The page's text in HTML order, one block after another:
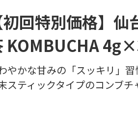
初回特別価格】
KOMBUCHA
やかな甘みの「スッキリ」習
スティックタイプのコンブチ